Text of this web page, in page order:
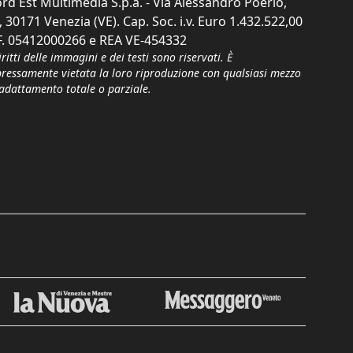
30171 Venezia (VE). Cap. Soc. i.v. Euro 1.432.522,00
05412000266 e REA VE-454332
delle immagini e dei testi sono riservati. È
vietata la loro riproduzione con qualsiasi mezzo
totale o parziale.